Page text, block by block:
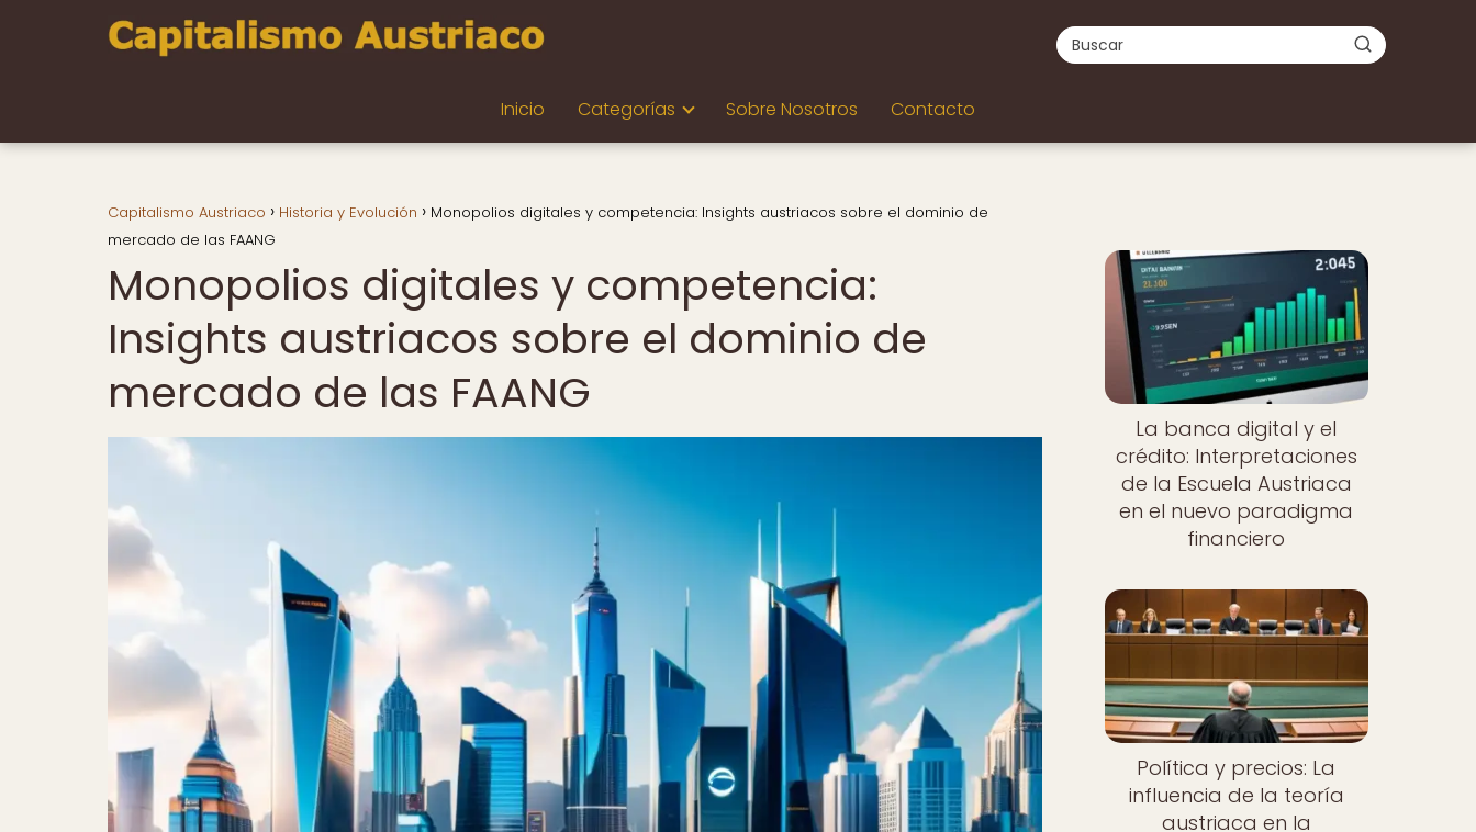
Inicio Categorías Sobre Nosotros Contacto
Capitalismo Austriaco Historia y Evolución
Monopolios digitales y competencia: Insights austriacos sobre el dominio de
mercado de las FAANG
Monopolios digitales y competencia:
Insights austriacos sobre el dominio de
mercado de las FAANG
Nuevo
La banca digital y el
crédito: Interpretaciones
de la Escuela Austriaca
en el nuevo paradigma
financiero
Política y precios: La
influencia de la teoría
austriaca en la